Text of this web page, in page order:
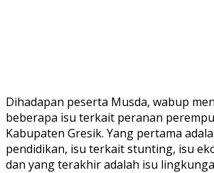
Dihadapan peserta Musda, wabup
beberapa isu terkait peranan
Kabupaten Gresik. Yang pertama
pendidikan, isu terkait stunting, isu
dan yang terakhir adalah isu